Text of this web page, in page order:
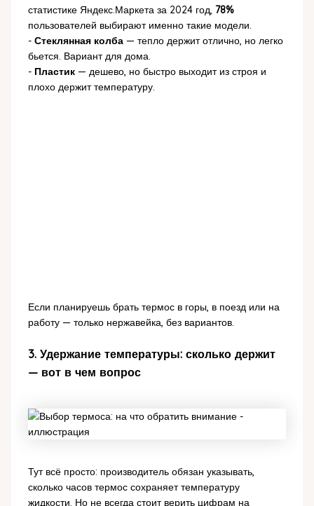
статистике Яндекс.Маркета за 2024 год, 78%
пользователей выбирают именно такие модели.
- Стеклянная колба— тепло держит отлично, но легко
бьется. Вариант для дома.
- Пластик— дешево, но быстро выходит из строя и
плохо держит температуру.
Если планируешь брать термос в горы, в поезд или на
работу — только нержавейка, без вариантов.
3. Удержание температуры: сколько держит
— вот в чем вопрос
Тут всё просто: производитель обязан указывать,
сколько часов термос сохраняет температуру
жидкости. Но не всегда стоит верить цифрам на